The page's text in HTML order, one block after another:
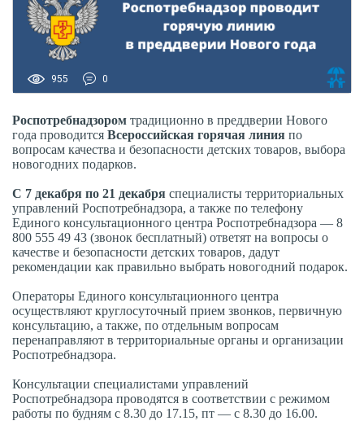
955 0
Роспотребнадзором традиционно в преддверии Нового
года проводится Всероссийская горячая линия по
вопросам качества и безопасности детских товаров, выбора
новогодних подарков.
С 7 декабря по 21 декабря специалисты территориальных
управлений Роспотребнадзора, а также по телефону
Единого консультационного центра Роспотребнадзора — 8
800 555 49 43 (звонок бесплатный) ответят на вопросы о
качестве и безопасности детских товаров, дадут
рекомендации как правильно выбрать новогодний подарок.
Операторы Единого консультационного центра
осуществляют круглосуточный прием звонков, первичную
консультацию, а также, по отдельным вопросам
перенаправляют в территориальные органы и организации
Роспотребнадзора.
Консультации специалистами управлений
Роспотребнадзора проводятся в соответствии с режимом
работы по будням с 8.30 до 17.15, пт — с 8.30 до 16.00.